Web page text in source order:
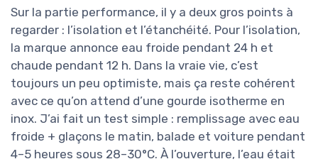
Sur la partie performance, il y a deux gros points à
regarder : l’isolation et l’étanchéité. Pour l’isolation,
la marque annonce eau froide pendant 24 h et
chaude pendant 12 h. Dans la vraie vie, c’est
toujours un peu optimiste, mais ça reste cohérent
avec ce qu’on attend d’une gourde isotherme en
inox. J’ai fait un test simple : remplissage avec eau
froide + glaçons le matin, balade et voiture pendant
4–5 heures sous 28–30°C. À l’ouverture, l’eau était